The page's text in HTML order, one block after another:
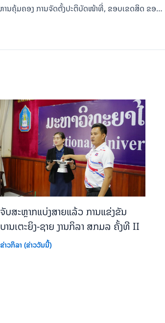
ກອງປະຊຸມ ການກວດກາການບໍລິຫານຄຸ້ມຄອງ ການຈັດຕັ້ງປະຕິບັດໜ້າທີ່, ຂອບເຂດສິດ ຂອງກົມກິລາລະດັບສູງ ປີຜ່ານມາ
ຈັບສະຫຼາກແບ່ງສາຍແລ້ວ ການແຂ່ງຂັນ
ບານເຕະຍິງ-ຊາຍ ງານກິລາ ສກມລ ຄັ້ງທີ II
ຂ່າວກິລາ (ຂ່າວວັນນີ້)